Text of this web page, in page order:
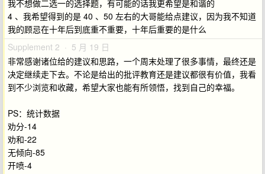
我不想做二选一的选择题，有可能的话我更希望是和谐的
4 、我希望得到的是 40 、50 左右的大哥能给点建议，因为我不知道
我的顾忌在十年后到底重不重要，十年后重要的是什么
Supplement 2 · 5 月 19 日
非常感谢诸位给的建议和思路，一个周末处理了很多事情，最终还是
决定继续走下去。不论是给出的批评教育还是建议都很有价值，我看
到不少浏览和收藏，希望大家也能有所领悟，找到自己的幸福。
PS：统计数据
劝分-14
劝和-22
无倾向-85
开喷-4